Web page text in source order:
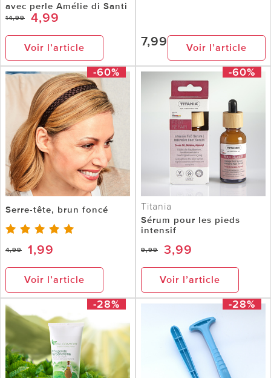
avec perle Amélie di Santi
14,99 4,99
Voir l’article 7,99 Voir l’article
-60%
Serre-tête, brun foncé
4,99 1,99
Voir l’article
-60%
Titania
Sérum pour les pieds
intensif
9,99 3,99
Voir l’article
-28% -28%